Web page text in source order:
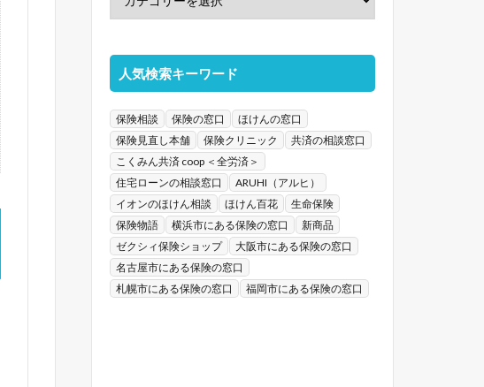
人気検索キーワード
保険相談 保険の窓口
ほけんの窓口
保険見直し本舗
保険クリニック
共済の相談窓口
こくみん共済 coop ＜全労済＞
住宅ローンの相談窓口
ARUHI（アルヒ）
イオンのほけん相談
ほけん百花
生命保険
保険物語
横浜市にある保険の窓口
新商品
ゼクシィ保険ショップ
大阪市にある保険の窓口
名古屋市にある保険の窓口
札幌市にある保険の窓口
福岡市にある保険の窓口